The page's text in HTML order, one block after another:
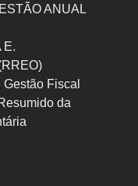
ANUAL
E.
Fiscal
da